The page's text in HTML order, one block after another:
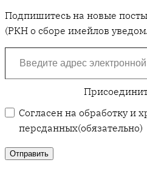
Подпишитесь на новые
(РКН о сборе имейлов
Введите адрес электронной почты…
Согласен на обработку и
персданных(обязательно)
Отправить